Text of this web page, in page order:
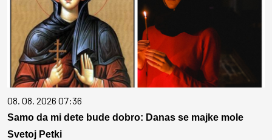
08. 08. 2026 07:36
Samo da mi dete bude dobro: Danas se majke mole
Svetoj Petki